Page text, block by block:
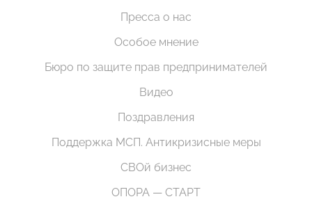
Пресса о нас
Особое мнение
Бюро по защите прав предпринимателей
Видео
Поздравления
Поддержка МСП. Антикризисные меры
СВОй бизнес
ОПОРА — СТАРТ